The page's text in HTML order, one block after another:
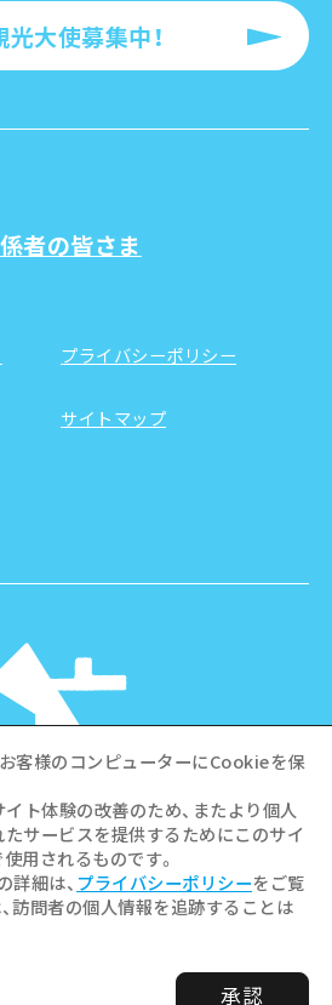
大使募集中！
者の皆さま
プライバシーポリシー
サイトマップ
Tourism Association /
/ Hiroshima City .
rights reserved
客様のコンピューターにCookieを保
ト体験の改善のため、またより個人
サービスを提供するためにこのサイ
用されるものです。
細は、 プライバシーポリシーをご覧
訪問者の個人情報を追跡することは
承認